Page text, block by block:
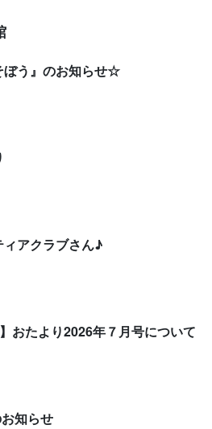
ぼう』のお知らせ☆
アクラブさん♪
おたより2026年７月号について
知らせ